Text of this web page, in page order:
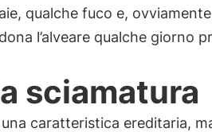
qualche fuco e,
l’alveare qualche giorno
sciamatura
caratteristica ereditaria,